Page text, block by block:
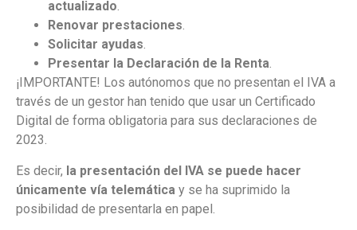
actualizado.
Renovar prestaciones.
Solicitar ayudas.
Presentar la Declaración de la Renta.
¡IMPORTANTE! Los autónomos que no presentan el IVA a
través de un gestor han tenido que usar un Certificado
Digital de forma obligatoria para sus declaraciones de
2023.
Es decir, la presentación del IVA se puede hacer
únicamente vía telemática y se ha suprimido la
posibilidad de presentarla en papel.